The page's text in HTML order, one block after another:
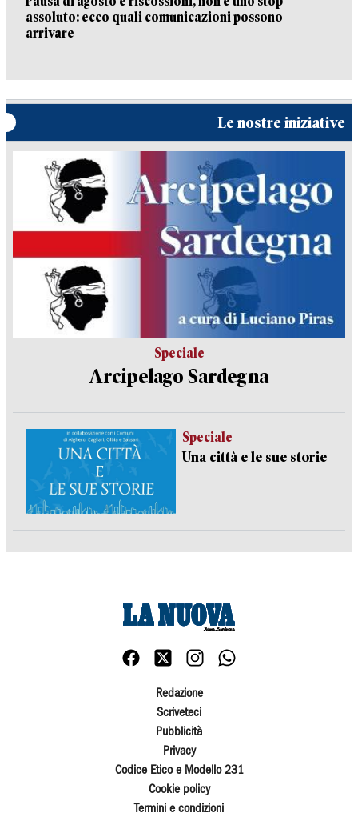
assoluto: ecco quali comunicazioni possono
arrivare
Le nostre iniziative
Speciale
Arcipelago Sardegna
Speciale
Una città e le sue storie
Redazione
Scriveteci
Pubblicità
Privacy
Codice Etico e Modello 231
Cookie policy
Termini e condizioni